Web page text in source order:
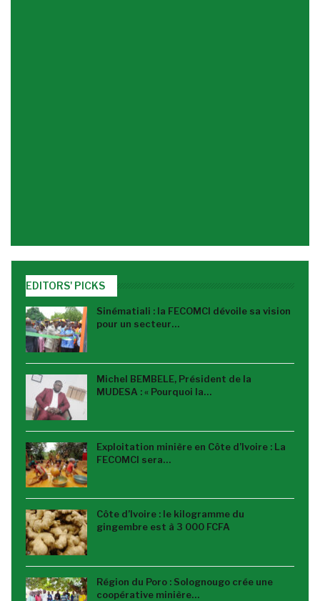
EDITORS' PICKS
Sinématiali : la FECOMCI dévoile sa vision
pour un secteur…
Michel BEMBELE, Président de la
MUDESA : « Pourquoi la…
Exploitation minière en Côte d’Ivoire : La
FECOMCI sera…
Côte d’Ivoire : le kilogramme du
gingembre est à 3 000 FCFA
Région du Poro : Solognougo crée une
coopérative minière…